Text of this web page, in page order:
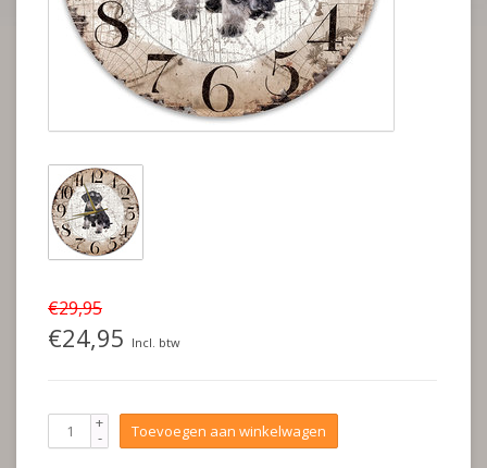
€29,95
€24,95 Incl. btw
+
- Toevoegen aan winkelwagen